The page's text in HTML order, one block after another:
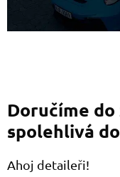
Doručíme
spolehlivá
Ahoj detaileři!